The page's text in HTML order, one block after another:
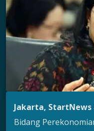
Jakarta, StartNews
Bidang